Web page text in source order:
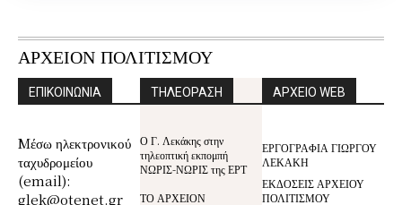
ΑΡΧΕΙΟΝ ΠΟΛΙΤΙΣΜΟΥ
ΕΠΙΚΟΙΝΩΝΙΑ
Mέσω ηλεκτρονικού
ταχυδρομείου
(email):
glek@otenet.gr
ΤΗΛΕΟΡΑΣΗ
Ο Γ. Λεκάκης στην
τηλεοπτική εκπομπή
ΝΩΡΙΣ-ΝΩΡΙΣ της ΕΡΤ
ΤΟ ΑΡΧΕΙΟΝ
ΑΡΧΕΙΟ WEB
ΕΡΓΟΓΡΑΦΙΑ ΓΙΩΡΓΟΥ
ΛΕΚΑΚΗ
ΕΚΔΟΣΕΙΣ ΑΡΧΕΙΟΥ
ΠΟΛΙΤΙΣΜΟΥ